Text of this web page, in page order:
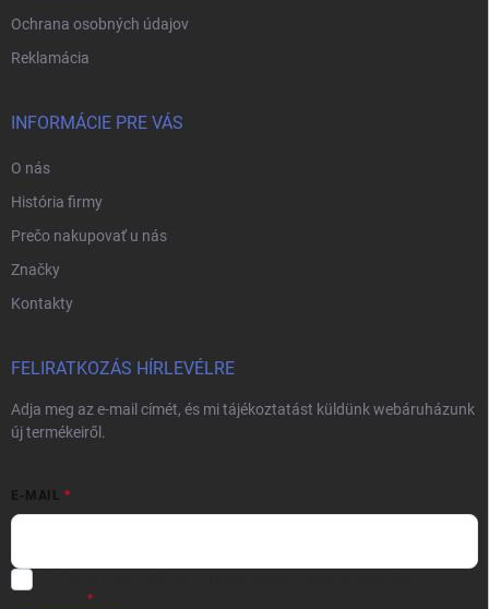
Ochrana osobných údajov
Reklamácia
INFORMÁCIE PRE VÁS
O nás
História firmy
Prečo nakupovať u nás
Značky
Kontakty
FELIRATKOZÁS HÍRLEVÉLRE
Adja meg az e-mail címét, és mi tájékoztatást küldünk webáruházunk
új termékeiről.
E-MAIL